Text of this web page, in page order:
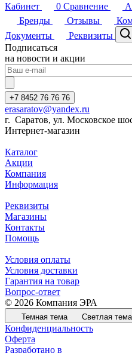
Кабинет
0 Сравнение
Бренды
Отзывы
Документы
Реквизиты
Подписаться
на новости и акции
+7 8452 76 76 76
erasaratov@yandex.ru
г. Саратов, ул. Московское
Интернет-магазин
Каталог
Акции
Компания
Информация
Реквизиты
Магазины
Контакты
Помощь
Условия оплаты
Условия доставки
Гарантия на товар
Вопрос-ответ
© 2026 Компания ЭРА
Темная тема Светлая тема
Конфиденциальность
Оферта
Разработано в